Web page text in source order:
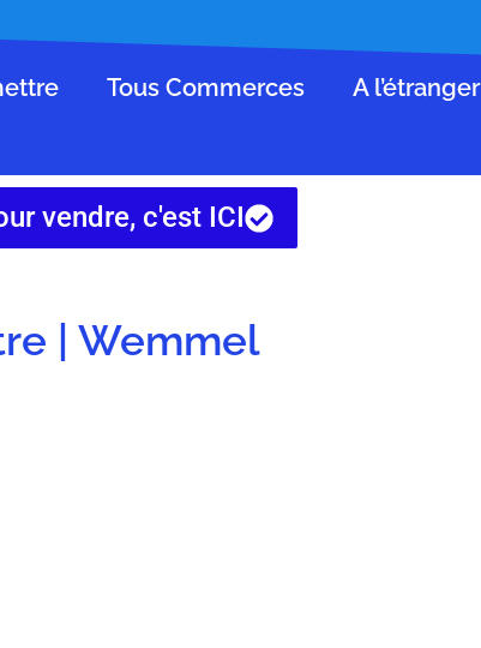
Tous Commerces A l’étranger
vendre, c'est ICI
| Wemmel